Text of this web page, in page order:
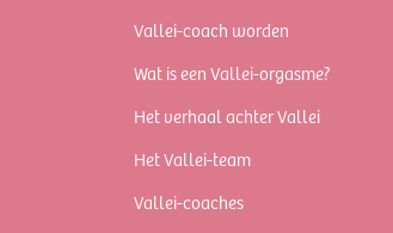
Vallei-coach worden
Wat is een Vallei-orgasme?
Het verhaal achter Vallei
Het Vallei-team
Vallei-coaches